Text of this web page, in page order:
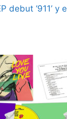
debut ‘911’ y